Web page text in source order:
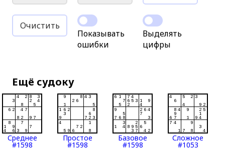
Очистить
Показывать
ошибки
Выделять
цифры
Ещё судоку
Среднее
#1598
Простое
#1598
Базовое
#1598
Сложное
#1053